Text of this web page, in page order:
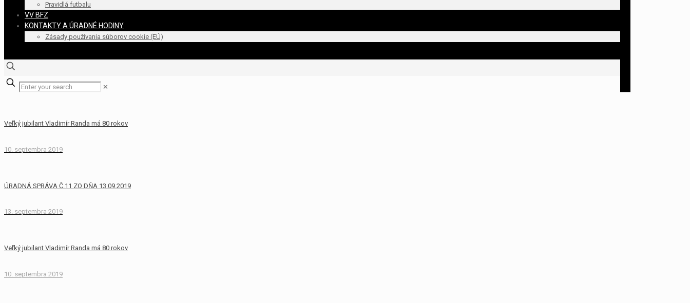
Pravidlá futbalu
VV BFZ
KONTAKTY A ÚRADNÉ HODINY
Zásady používania súborov cookie (EÚ)
✕
Veľký jubilant Vladimír Randa má 80 rokov
10. septembra 2019
ÚRADNÁ SPRÁVA Č.11 ZO DŇA 13.09.2019
13. septembra 2019
Veľký jubilant Vladimír Randa má 80 rokov
10. septembra 2019